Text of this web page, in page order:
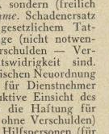
Schadenersatz
gesetzlichem Tat¬
(nicht notwen¬
— Ver¬
sind.
Neuordnung
für Dienstnehmer
Einsicht des
die Haftung für
ohne Verschulden)
Hilfspersonen (für